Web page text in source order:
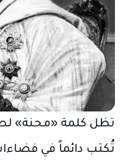
تظل كلمة «محنة»
تُكتب دائماً في